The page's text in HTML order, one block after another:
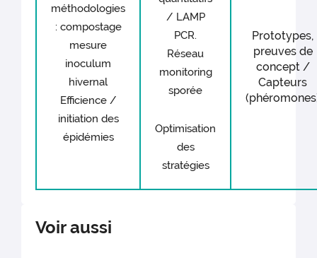
méthodologies
: compostage
mesure
inoculum
hivernal
Efficience /
initiation des
épidémies
/ LAMP
PCR.
Réseau
monitoring
sporée
Optimisation
des
stratégies
Prototypes,
preuves de
concept /
Capteurs
Voir aussi